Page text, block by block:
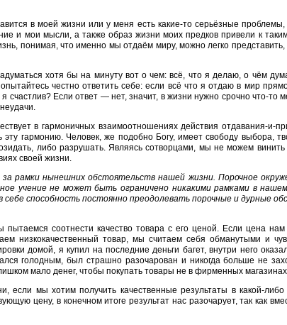
в моей жизни или у меня есть какие-то серьёзные
и мои мысли, а также образ жизни моих предков привели к
понимая, что именно мы отдаём миру, можно легко
хотя бы на минуту вот о чем: всё, что я делаю, о чём
честно ответить себе: если всё что я отдаю в мир
счастлив? Если ответ — нет, значит, в жизни нужно срочно что-то
в гармоничных взаимоотношениях действия отдавания-и-
гармонию. Человек, же подобно Богу, имеет свободу выбора,
либо разрушать. Являясь сотворцами, мы не можем винить
своей жизни.
рамки нынешних обстоятельств нашей жизни. Порочное
учение не может быть ограничено никакими рамками в
способность постоянно преодолевать порочные и дурные
пытаемся соотнести качество товара с его ценой. Если цена
низкокачественный товар, мы считаем себя обманутыми и
домой, я купил на последние деньги багет, внутри него
голодным, был страшно разочарован и никогда больше не
мало денег, чтобы покупать товары не в фирменных
если мы хотим получить качественные результаты в какой-
цену, в конечном итоге результат нас разочарует, так как